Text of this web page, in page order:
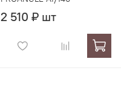
2 510 ₽ шт